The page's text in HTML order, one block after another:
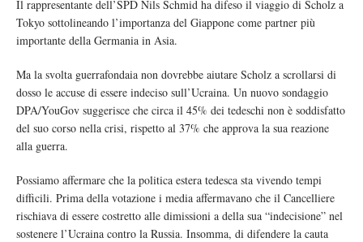
Il rappresentante dell’SPD Nils Schmid ha difeso il viaggio di Scholz a
Tokyo sottolineando l’importanza del Giappone come partner più
importante della Germania in Asia.
Ma la svolta guerrafondaia non dovrebbe aiutare Scholz a scrollarsi di
dosso le accuse di essere indeciso sull’Ucraina. Un nuovo sondaggio
DPA/YouGov suggerisce che circa il 45% dei tedeschi non è soddisfatto
del suo corso nella crisi, rispetto al 37% che approva la sua reazione
alla guerra.
Possiamo affermare che la politica estera tedesca sta vivendo tempi
difficili. Prima della votazione i media affermavano che il Cancelliere
rischiava di essere costretto alle dimissioni a della sua “indecisione” nel
sostenere l’Ucraina contro la Russia. Insomma, di difendere la cauta